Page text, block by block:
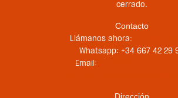
cerrado.
Contacto
Llámanos ahora:
Whatsapp: +34 667 42 29
Email: